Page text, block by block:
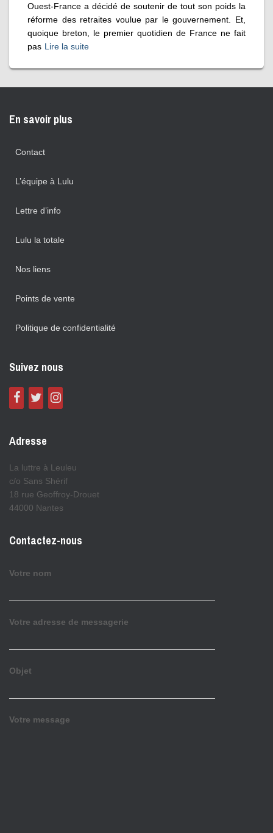
Ouest-France a décidé de soutenir de tout son poids la
réforme des retraites voulue par le gouvernement. Et,
quoique breton, le premier quotidien de France ne fait
pas Lire la suite
En savoir plus
Contact
L’équipe à Lulu
Lettre d’info
Lulu la totale
Nos liens
Points de vente
Politique de confidentialité
Suivez nous
Adresse
La luttre à Leuleu
c/o Sans Shérif
18 rue Geoffroy-Drouet
44000 Nantes
Contactez-nous
Votre nom
Votre adresse de messagerie
Objet
Votre message